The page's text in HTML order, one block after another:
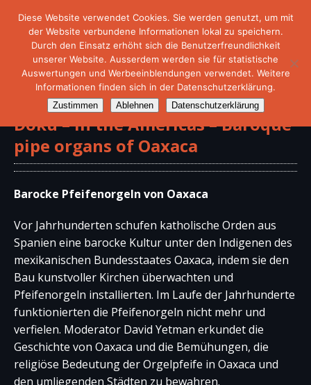
Doku – In the Americas – Baroque
pipe organs of Oaxaca
Barocke Pfeifenorgeln von Oaxaca
Vor Jahrhunderten schufen katholische Orden aus
Spanien eine barocke Kultur unter den Indigenen des
mexikanischen Bundesstaates Oaxaca, indem sie den
Bau kunstvoller Kirchen überwachten und
Pfeifenorgeln installierten. Im Laufe der Jahrhunderte
funktionierten die Pfeifenorgeln nicht mehr und
verfielen. Moderator David Yetman erkundet die
Geschichte von Oaxaca und die Bemühungen, die
religiöse Bedeutung der Orgelpfeife in Oaxaca und
den umliegenden Städten zu bewahren.
Diese Website verwendet Cookies. Sie werden genutzt, um mit
der Website verbundene Informationen lokal zu speichern.
Durch den Einsatz erhöht sich die Benutzerfreundlichkeit
unserer Website. Ausserdem werden sie für statistische
Auswertungen und Werbeeinblendungen verwendet. Weitere
Informationen finden sich in der Datenschutzerklärung.
Zustimmen Ablehnen Datenschutzerklärung